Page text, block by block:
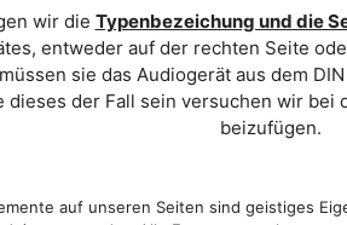
wir die Typenbezeichung und die
entweder auf der rechten Seite
sie das Audiogerät aus dem
der Fall sein versuchen wir
beizufügen.
auf unseren Seiten sind geistiges